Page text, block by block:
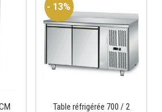
VITRÉ
- 13%
Table réfrigérée 700 / 2